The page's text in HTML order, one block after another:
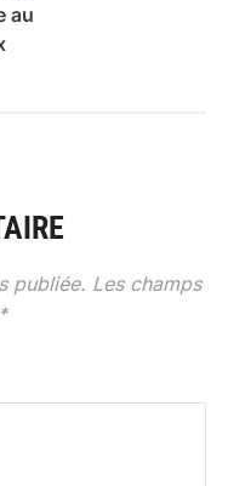
au
publiée. Les champs
*